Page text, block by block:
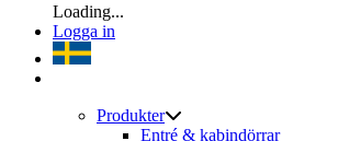
Loading...
Logga in
Produkter
Entré & kabindörrar